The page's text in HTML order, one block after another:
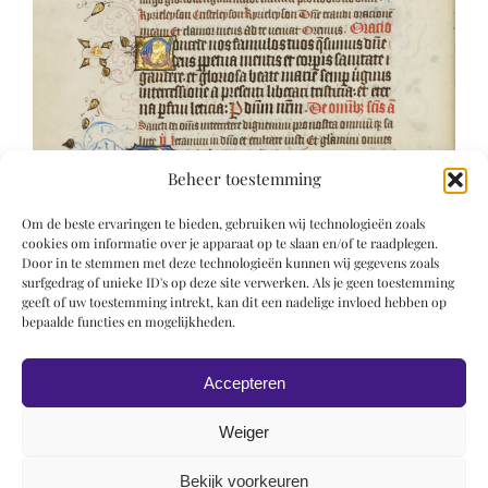
Beheer toestemming
Om de beste ervaringen te bieden, gebruiken wij technologieën zoals
cookies om informatie over je apparaat op te slaan en/of te raadplegen.
Door in te stemmen met deze technologieën kunnen wij gegevens zoals
surfgedrag of unieke ID's op deze site verwerken. Als je geen toestemming
geeft of uw toestemming intrekt, kan dit een nadelige invloed hebben op
bepaalde functies en mogelijkheden.
Accepteren
Weiger
Bekijk voorkeuren